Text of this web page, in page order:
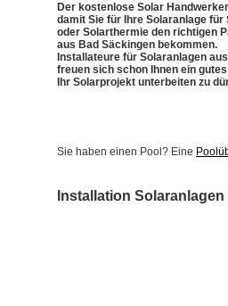
Der kostenlose Solar
damit Sie für Ihre Solaranlage für
oder Solarthermie den richtigen
aus Bad Säckingen bekommen.
Installateure für Solaranlagen
freuen sich schon Ihnen ein
Ihr Solarprojekt unterbeiten zu
Sie haben einen Pool? Eine
Installation